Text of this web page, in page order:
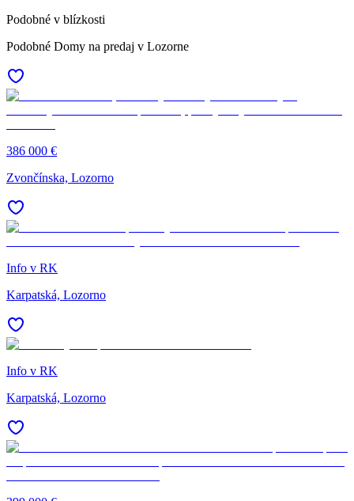
Podobné v blízkosti
Podobné Domy na predaj v Lozorne
386 000 €
Zvončínska, Lozorno
Info v RK
Karpatská, Lozorno
Info v RK
Karpatská, Lozorno